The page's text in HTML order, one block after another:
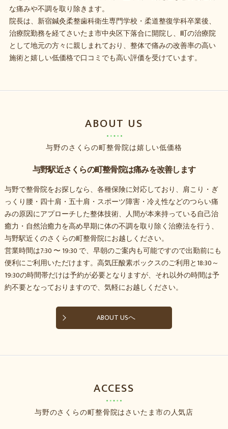
な痛みや不調を取り除きます。
院長は、新宿鍼灸柔整歯科衛生専門学校・柔道整復学科卒業後、
治療院勤務を経てさいたま市中央区下落合に開院し、町の治療院
として地元の方々に親しまれており、整体で痛みの改善率の高い
施術と嬉しい低価格で口コミでも高い評価を受けています。
与野のさくらの町整骨院は嬉しい低価格
ABOUT US
与野駅近さくらの町整骨院は痛みを改善します
与野で整骨院をお探しなら、各種保険に対応しており、肩こり・ぎ
っくり腰・四十肩・五十肩・スポーツ障害・冷え性などのつらい痛
みの原因にアプローチした整体技術、人間が本来持っている自己治
癒力・自然治癒力を高め早期に体の不調を取り除く治療法を行う、
与野駅近くのさくらの町整骨院にお越しください。
営業時間は7:30 〜 19:30 で、早朝のご案内も可能ですので出勤前にも
便利にご利用いただけます。高気圧酸素ボックスのご利用と18:30～
19:30の時間帯だけは予約が必要となりますが、それ以外の時間は予
約不要となっておりますので、気軽にお越しください。
ABOUT USへ
与野のさくらの町整骨院はさいたま市の人気店
ACCESS